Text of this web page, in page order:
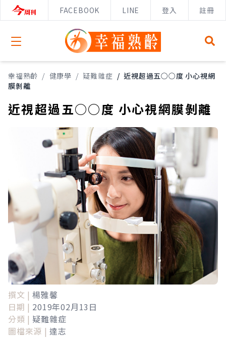
FACEBOOK LINE 登入 註冊
Open menu
幸福熟齡 / 健康學 / 疑難雜症 / 近視超過五○○度 小心視網
膜剝離
近視超過五○○度 小心視網膜剝離
撰文 | 楊雅馨
日期 | 2019年02月13日
分類 | 疑難雜症
圖檔來源 | 達志